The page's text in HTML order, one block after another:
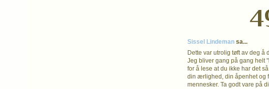
Sissel Lindeman sa...
Dette var utrolig tøft av deg
Jeg bliver gang på gang helt
for å lese at du ikke har det
din ærlighed, din åpenhet og
mennesker. Ta godt vare på